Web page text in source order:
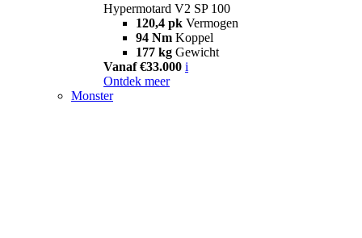
Hypermotard V2 SP 100
120,4 pk Vermogen
94 Nm Koppel
177 kg Gewicht
Vanaf €33.000 i
Ontdek meer
Monster